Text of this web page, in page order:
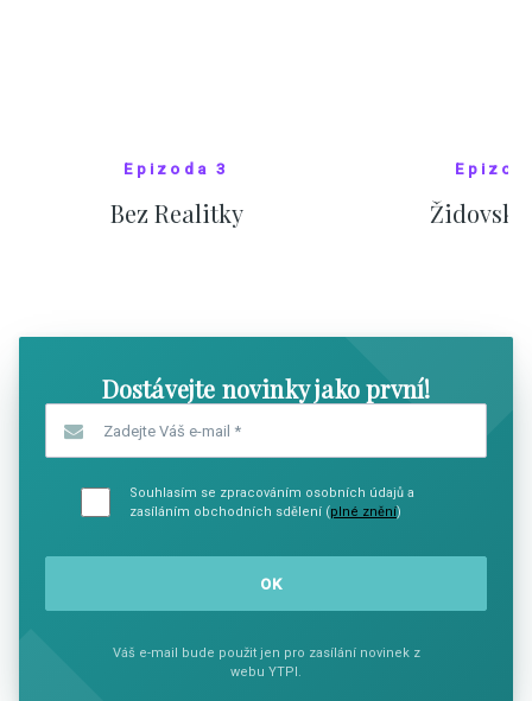
Epizoda 3
Bez Realitky
Dostávejte novinky jako první!
Souhlasím se zpracováním osobních údajů a
zasíláním obchodních sdělení (plné znění)
Váš e-mail bude použit jen pro zasílání novinek z
webu YTPI.